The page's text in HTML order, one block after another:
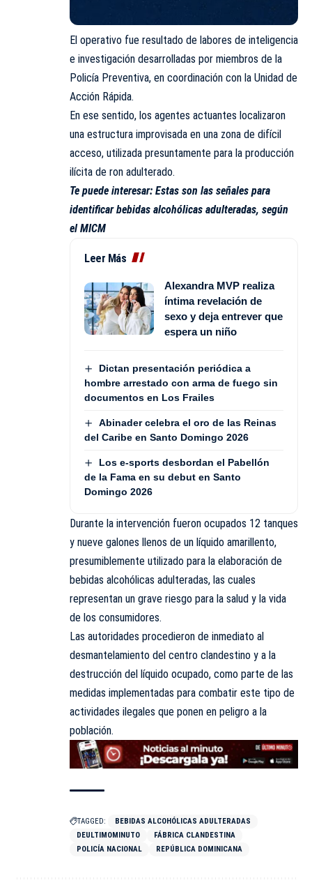
El operativo fue resultado de labores de inteligencia
e investigación desarrolladas por miembros de la
Policía Preventiva, en coordinación con la Unidad de
Acción Rápida.
En ese sentido, los agentes actuantes localizaron
una estructura improvisada en una zona de difícil
acceso, utilizada presuntamente para la producción
ilícita de ron adulterado.
Te puede interesar: Estas son las señales para
identificar bebidas alcohólicas adulteradas, según
el MICM
Leer Más
Alexandra MVP realiza
íntima revelación de
sexo y deja entrever que
espera un niño
Dictan presentación periódica a
hombre arrestado con arma de fuego sin
documentos en Los Frailes
Abinader celebra el oro de las Reinas
del Caribe en Santo Domingo 2026
Los e-sports desbordan el Pabellón
de la Fama en su debut en Santo
Domingo 2026
Durante la intervención fueron ocupados 12 tanques
y nueve galones llenos de un líquido amarillento,
presumiblemente utilizado para la elaboración de
bebidas alcohólicas adulteradas, las cuales
representan un grave riesgo para la salud y la vida
de los consumidores.
Las autoridades procedieron de inmediato al
desmantelamiento del centro clandestino y a la
destrucción del líquido ocupado, como parte de las
medidas implementadas para combatir este tipo de
actividades ilegales que ponen en peligro a la
población.
TAGGED:
BEBIDAS ALCOHÓLICAS ADULTERADAS
DEULTIMOMINUTO
FÁBRICA CLANDESTINA
POLICÍA NACIONAL
REPÚBLICA DOMINICANA